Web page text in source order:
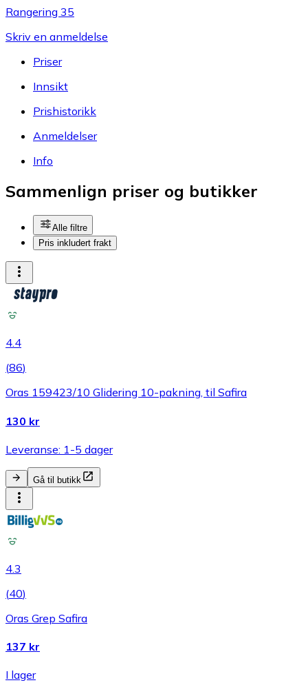
Rangering 35
Skriv en anmeldelse
Priser
Innsikt
Prishistorikk
Anmeldelser
Info
Sammenlign priser og butikker
Alle filtre
Pris inkludert frakt
4.4
(86)
Oras 159423/10 Glidering 10-pakning, til Safira
130 kr
Leveranse: 1-5 dager
Gå til butikk
4.3
(40)
Oras Grep Safira
137 kr
I lager